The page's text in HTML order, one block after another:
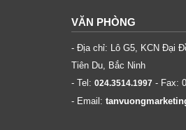
VĂN PHÒNG
- Địa chỉ: Lô G5, KCN Đại
Tiên Du, Bắc Ninh
- Tel: 024.3514.1997 - Fax:
- Email: